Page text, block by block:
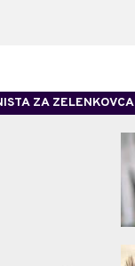
ZA ZELENKOVCA